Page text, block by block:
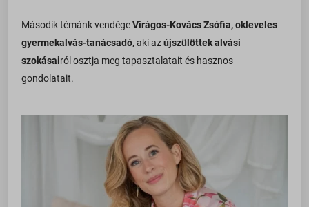
Második témánk vendégeVirágos-Kovács Zsófia, okleveles
gyermekalvás-tanácsadó, aki azújszülöttek alvási
szokásairól osztja meg tapasztalatait és hasznos
gondolatait.